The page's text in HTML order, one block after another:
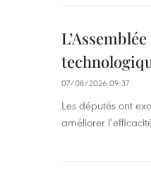
07/08/2026 09:37
Les députés ont
améliorer